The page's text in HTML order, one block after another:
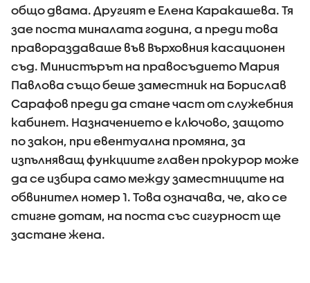
общо двама. Другият е Елена Каракашева. Тя
зае поста миналата година, а преди това
правораздаваше във Върховния касационен
съд. Министърът на правосъдието Мария
Павлова също беше заместник на Борислав
Сарафов преди да стане част от служебния
кабинет. Назначението е ключово, защото
по закон, при евентуална промяна, за
изпълняващ функциите главен прокурор може
да се избира само между заместниците на
обвинител номер 1. Това означава, че, ако се
стигне дотам, на поста със сигурност ще
застане жена.